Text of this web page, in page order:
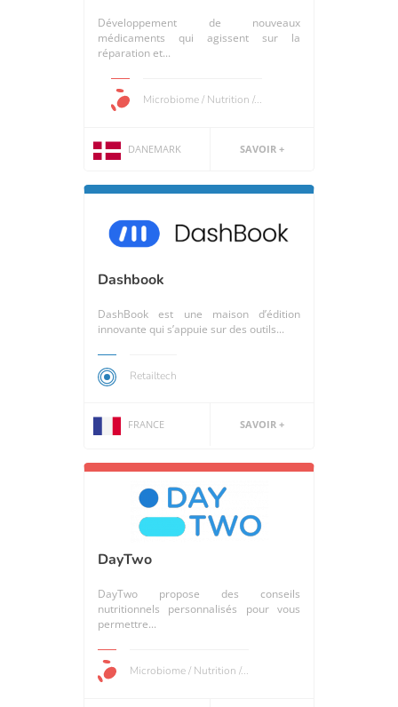
Développement de nouveaux
médicaments qui agissent sur la
réparation et...
Microbiome / Nutrition /...
DANEMARK SAVOIR +
Dashbook
DashBook est une maison d’édition
innovante qui s’appuie sur des outils...
Retailtech
FRANCE SAVOIR +
DayTwo
DayTwo propose des conseils
nutritionnels personnalisés pour vous
permettre...
Microbiome / Nutrition /...